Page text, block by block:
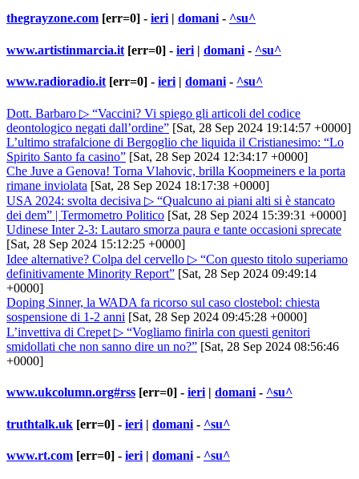
thegrayzone.com [err=0] - ieri | domani - ^su^
www.artistinmarcia.it [err=0] - ieri | domani - ^su^
www.radioradio.it [err=0] - ieri | domani - ^su^
Dott. Barbaro ▷ “Vaccini? Vi spiego gli articoli del codice
deontologico negati dall’ordine” [Sat, 28 Sep 2024 19:14:57 +0000]
L’ultimo strafalcione di Bergoglio che liquida il Cristianesimo: “Lo
Spirito Santo fa casino” [Sat, 28 Sep 2024 12:34:17 +0000]
Che Juve a Genova! Torna Vlahovic, brilla Koopmeiners e la porta
rimane inviolata [Sat, 28 Sep 2024 18:17:38 +0000]
USA 2024: svolta decisiva ▷ “Qualcuno ai piani alti si è stancato
dei dem” | Termometro Politico [Sat, 28 Sep 2024 15:39:31 +0000]
Udinese Inter 2-3: Lautaro smorza paura e tante occasioni sprecate
[Sat, 28 Sep 2024 15:12:25 +0000]
Idee alternative? Colpa del cervello ▷ “Con questo titolo superiamo
definitivamente Minority Report” [Sat, 28 Sep 2024 09:49:14
+0000]
Doping Sinner, la WADA fa ricorso sul caso clostebol: chiesta
sospensione di 1-2 anni [Sat, 28 Sep 2024 09:45:28 +0000]
L’invettiva di Crepet ▷ “Vogliamo finirla con questi genitori
smidollati che non sanno dire un no?” [Sat, 28 Sep 2024 08:56:46
+0000]
www.ukcolumn.org#rss [err=0] - ieri | domani - ^su^
truthtalk.uk [err=0] - ieri | domani - ^su^
www.rt.com [err=0] - ieri | domani - ^su^